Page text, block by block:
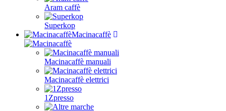
Aram caffè
Superkop
Macinacaffè
Macinacaffè manuali
Macinacaffè elettrici
1Zpresso